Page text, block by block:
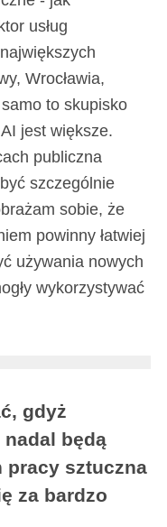
usług
Wrocławia,
to skupisko
jest większe.
publiczna
szczególnie
sobie, że
powinny łatwiej
używania nowych
wykorzystywać
gdyż
będą
pracy sztuczna
za bardzo